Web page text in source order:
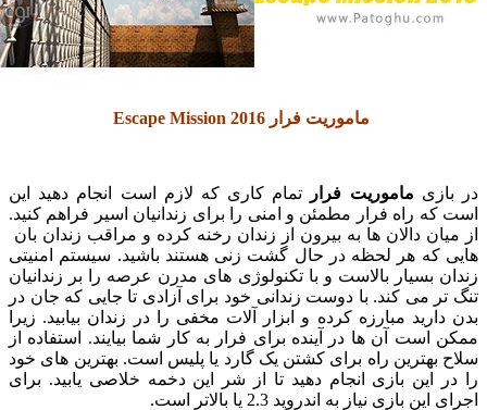
ماموریت فرار Escape Mission 2016
ماموریت فرارتمام کاری که لازم است انجام دهید این
راه فرار مطمئن و امنی را برای زندانیان اسیر فراهم کنید.
دالان ها به بیرون از زندان رخنه کرده و مراقب زندان بان
هر لحظه در حال گشت زنی هستند باشید. سیستم امنیتی
بسیار بالاست و با تکنولوژی های مدرن عرصه را بر زندانیان
می کند. با دوست زندانی خود برای آزادی تا جایی که جان در
مبارزه کرده و ابزار آلات مخفی را در زندان بیابید. زیرا
آن ها در آینده برای فرار به کار شما بیایند. استفاده از
راه برای کشتن یک گارد یا پلیس است. بهترین های خود
بازی انجام دهید تا از شر این دخمه خلاصی یابید. برای
نیاز به اندروید 2.3 یا بالاتر است.